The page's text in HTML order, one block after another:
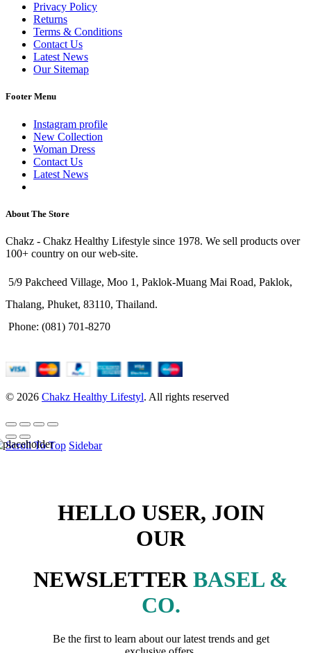
Privacy Policy
Returns
Terms & Conditions
Contact Us
Latest News
Our Sitemap
Footer Menu
Instagram profile
New Collection
Woman Dress
Contact Us
Latest News
About The Store
Chakz - Chakz Healthy Lifestyle since 1978. We sell products over
100+ country on our web-site.
5/9 Pakcheed Village, Moo 1, Paklok-Muang Mai Road, Paklok,
Thalang, Phuket, 83110, Thailand.
Phone: (081) 701-8270
© 2026 Chakz Healthy Lifestyl. All rights reserved
Scroll To Top Sidebar
HELLO USER, JOIN
OUR
NEWSLETTER BASEL &
CO.
Be the first to learn about our latest trends and get